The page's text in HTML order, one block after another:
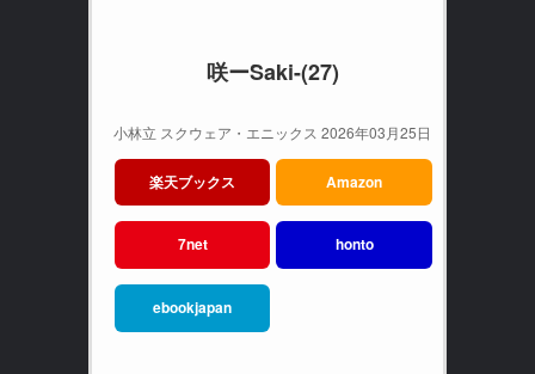
咲ーSaki-(27)
小林立 スクウェア・エニックス 2026年03月25日
楽天ブックス Amazon
7net honto
ebookjapan